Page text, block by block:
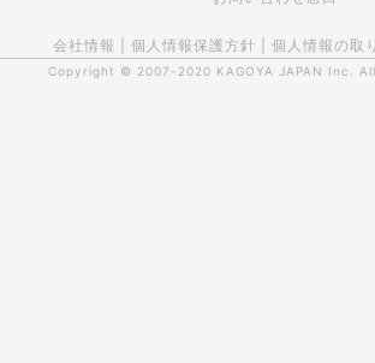
会社情報 個人情報保護方針 個人情報の取
Copyright © 2007-2020 KAGOYA JAPAN Inc.